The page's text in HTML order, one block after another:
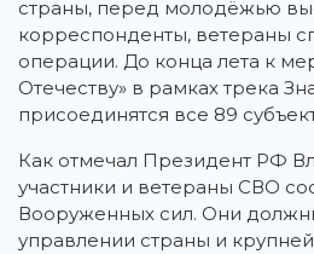
страны, перед молодёжью
корреспонденты, ветераны
операции. До конца лета к
Отечеству» в рамках трека
присоединятся все 89
Как отмечал Президент РФ
участники и ветераны СВО
Вооруженных сил. Они
управлении страны и